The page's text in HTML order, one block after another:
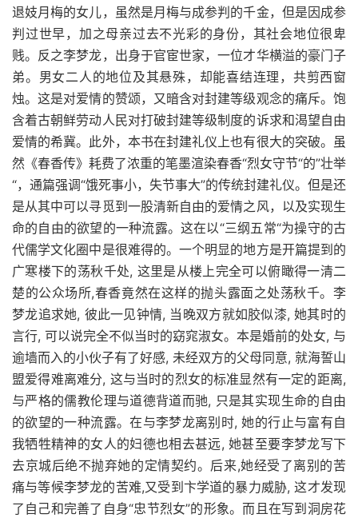
退妓月梅的女儿，虽然是月梅与成参判的千金，但是因成参
判过世早，加之母亲过去不光彩的身份，其社会地位很卑
贱。反之李梦龙，出身于官宦世家，一位才华横溢的豪门子
弟。男女二人的地位及其悬殊，却能喜结连理，共剪西窗
烛。这是对爱情的赞颂，又暗含对封建等级观念的痛斥。饱
含着古朝鲜劳动人民对打破封建等级制度的诉求和渴望自由
爱情的希冀。此外，本书在封建礼仪上也有很大的突破。虽
然《春香传》耗费了浓重的笔墨渲染春香“烈女守节“的”壮举
“，通篇强调“饿死事小，失节事大”的传统封建礼仪。但是还
是从其中可以寻觅到一股清新自由的爱情之风，以及实现生
命的自由的欲望的一种流露。这在以“三纲五常“为操守的古
代儒学文化圈中是很难得的。一个明显的地方是开篇提到的
广寒楼下的荡秋千处, 这里是从楼上完全可以俯瞰得一清二
楚的公众场所,春香竟然在这样的抛头露面之处荡秋千。李
梦龙追求她, 彼此一见钟情, 当晚双方就如胶似漆, 她其时的
言行, 可以说完全不似当时的窈窕淑女。本是婚前的处女, 与
逾墙而入的小伙子有了好感, 未经双方的父母同意, 就海誓山
盟爱得难离难分, 这与当时的烈女的标准显然有一定的距离,
与严格的儒教伦理与道德背道而驰, 只是其实现生命的自由
的欲望的一种流露。在与李梦龙离别时, 她的行止与富有自
我牺牲精神的女人的妇德也相去甚远, 她甚至要李梦龙写下
去京城后绝不抛弃她的定情契约。后来,她经受了离别的苦
痛与等候李梦龙的苦难,又受到卞学道的暴力威胁, 这才发现
了自己和完善了自身“忠节烈女”的形象。而且在写到洞房花